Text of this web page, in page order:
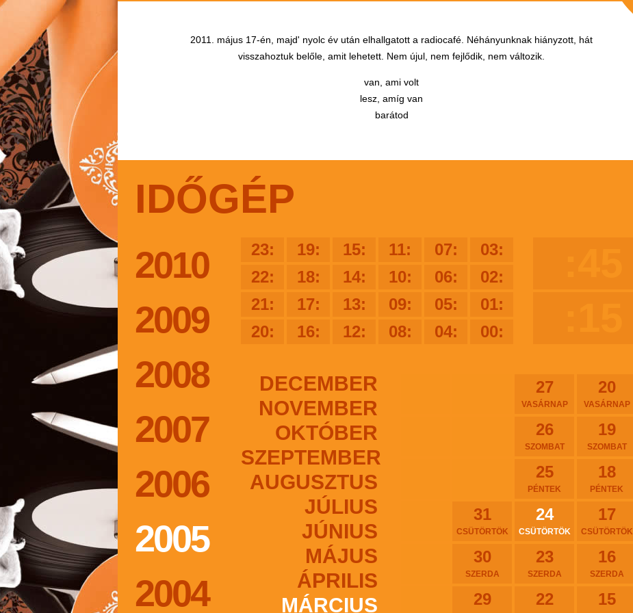
2011. május 17-én, majd' nyolc év után elhallgatott a radiocafé. Néhányunknak hiányzott, hát
visszahoztuk belőle, amit lehetett. Nem újul, nem fejlődik, nem változik.
van, ami volt
lesz, amíg van
barátod
IDŐGÉP
2010
2009
2008
2007
2006
2005
2004
23: 19: 15: 11: 07:
03:
22:
18: 14: 10: 06:
02:
21:
17: 13: 09: 05:
01:
20:
16: 12: 08: 04: 00:
DECEMBER
NOVEMBER
OKTÓBER
SZEPTEMBER
AUGUSZTUS
JÚLIUS
JÚNIUS
MÁJUS
ÁPRILIS
MÁRCIUS
27
VASÁRNAP
20
VASÁRNAP
26
SZOMBAT
19
SZOMBAT
25
PÉNTEK
18
PÉNTEK
31
CSÜTÖRTÖK
24
CSÜTÖRTÖK
17
CSÜTÖRTÖK
30
SZERDA
23
SZERDA
16
SZERDA
29 22 15